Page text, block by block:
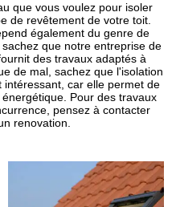
que vous voulez pour isoler
de revêtement de votre toit.
également du genre de
que notre entreprise de
des travaux adaptés à
de mal, sachez que l'isolation
car elle permet de
Pour des travaux
pensez à contacter
renovation.